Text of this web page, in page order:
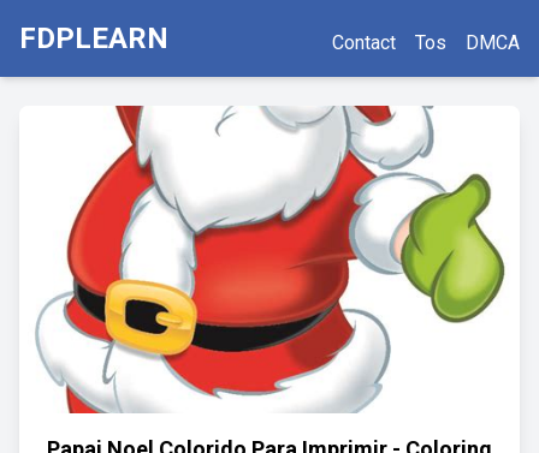
FDPLEARN Contact Tos DMCA